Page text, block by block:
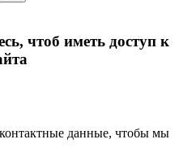
чтоб иметь доступ к
данные, чтобы мы